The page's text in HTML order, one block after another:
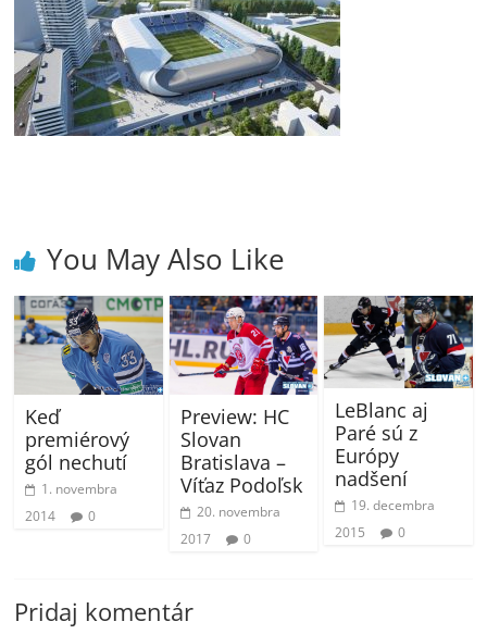
You May Also Like
Keď
premiérový
gól nechutí
1. novembra
2014
0
Preview: HC
Slovan
Bratislava –
Víťaz Podoľsk
20. novembra
2017
0
LeBlanc aj
Paré sú z
Európy
nadšení
19. decembra
2015
0
Pridaj komentár